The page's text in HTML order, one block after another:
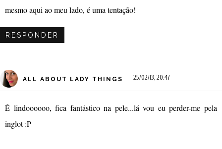
mesmo aqui ao meu lado, é uma tentação!
RESPONDER
ALL ABOUT LADY THINGS 25/02/13, 20:47
É lindoooooo, fica fantástico na pele...lá vou eu perder-me pela
inglot :P